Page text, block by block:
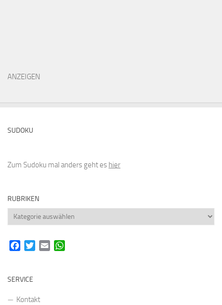
ANZEIGEN
SUDOKU
Zum Sudoku mal anders geht es hier
RUBRIKEN
Rubriken
FacebookTwitterEmail
SERVICE
Kontakt